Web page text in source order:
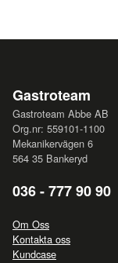
Gastroteam
Gastroteam Abbe AB
Org.nr: 559101-1100
Mekanikervägen 6
564 35 Bankeryd
036 - 777 90 90
Om Oss
Kontakta oss
Kundcase